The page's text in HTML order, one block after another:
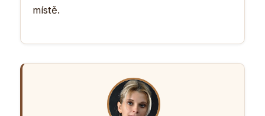
místě.